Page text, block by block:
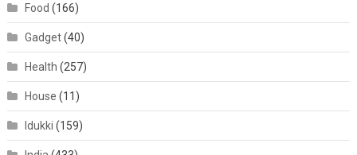
Food (166)
Gadget(40)
Health (257)
House (11)
Idukki (159)